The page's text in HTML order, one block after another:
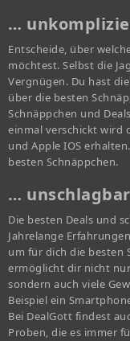
…
Entscheide, über
möchtest. Selbst die
Vergnügen. Du hast
über die besten
Schnäppchen und
einmal verschickt wird
und Apple IOS
besten Schnäppchen.
… unschlagbar
Die besten Deals und
Jahrelange
um für dich die besten
ermöglicht dir nicht
sondern auch viele
Beispiel ein
Bei DealGott findest
Proben, die es immer